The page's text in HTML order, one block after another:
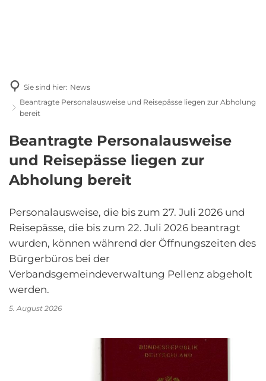
Sie sind hier: News
Beantragte Personalausweise und Reisepässe liegen zur Abholung
bereit
Beantragte Personalausweise
und Reisepässe liegen zur
Abholung bereit
Personalausweise, die bis zum 27. Juli 2026 und
Reisepässe, die bis zum 22. Juli 2026 beantragt
wurden, können während der Öffnungszeiten des
Bürgerbüros bei der
Verbandsgemeindeverwaltung Pellenz abgeholt
werden.
5. August 2026